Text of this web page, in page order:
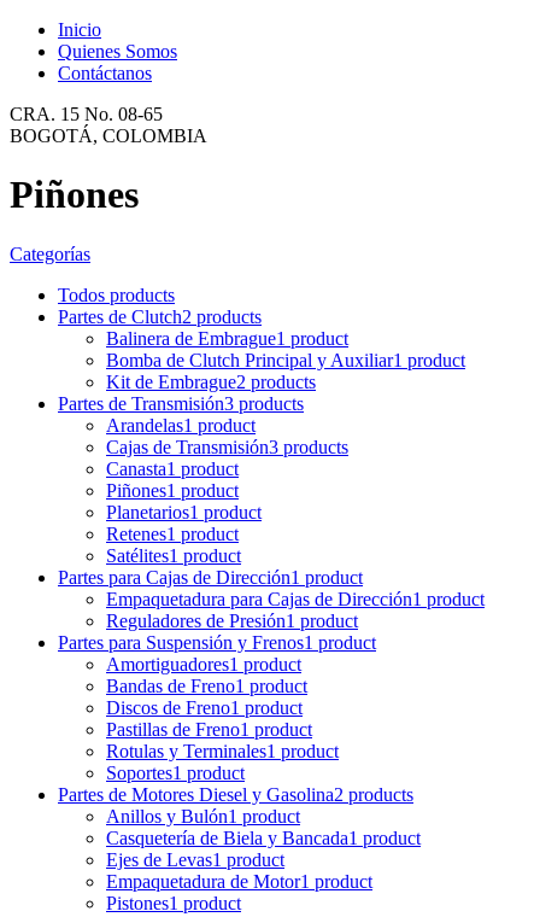
Inicio
Quienes Somos
Contáctanos
CRA. 15 No. 08-65
BOGOTÁ, COLOMBIA
Piñones
Categorías
Todos products
Partes de Clutch2 products
Balinera de Embrague1 product
Bomba de Clutch Principal y Auxiliar1 product
Kit de Embrague2 products
Partes de Transmisión3 products
Arandelas1 product
Cajas de Transmisión3 products
Canasta1 product
Piñones1 product
Planetarios1 product
Retenes1 product
Satélites1 product
Partes para Cajas de Dirección1 product
Empaquetadura para Cajas de Dirección1 product
Reguladores de Presión1 product
Partes para Suspensión y Frenos1 product
Amortiguadores1 product
Bandas de Freno1 product
Discos de Freno1 product
Pastillas de Freno1 product
Rotulas y Terminales1 product
Soportes1 product
Partes de Motores Diesel y Gasolina2 products
Anillos y Bulón1 product
Casquetería de Biela y Bancada1 product
Ejes de Levas1 product
Empaquetadura de Motor1 product
Pistones1 product